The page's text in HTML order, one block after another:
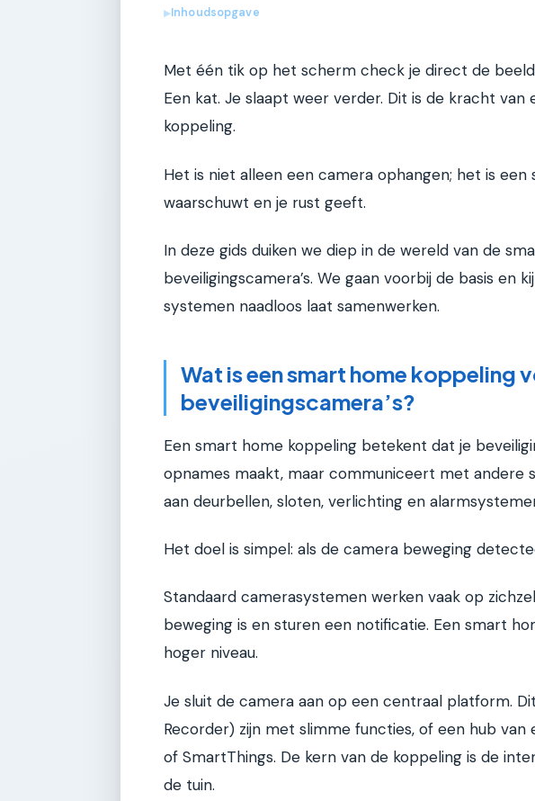
▶Inhoudsopgave
Met één tik op het scherm check je direct de
Een kat. Je slaapt weer verder. Dit is de kracht van
koppeling.
Het is niet alleen een camera ophangen; het is
waarschuwt en je rust geeft.
In deze gids duiken we diep in de wereld van de
beveiligingscamera’s. We gaan voorbij de basis en
systemen naadloos laat samenwerken.
Wat is een smart home koppeling
beveiligingscamera’s?
Een smart home koppeling betekent dat je
opnames maakt, maar communiceert met andere
aan deurbellen, sloten, verlichting en
Het doel is simpel: als de camera beweging
Standaard camerasystemen werken vaak op
beweging is en sturen een notificatie. Een smart
hoger niveau.
Je sluit de camera aan op een centraal platform.
Recorder) zijn met slimme functies, of een hub van
of SmartThings. De kern van de koppeling is de
de tuin.